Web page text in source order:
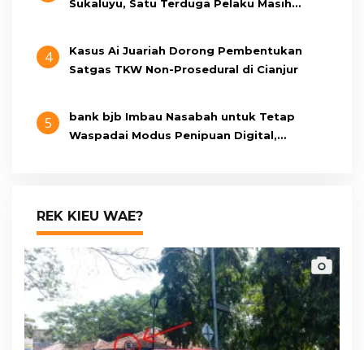
Sukaluyu, Satu Terduga Pelaku Masih
4
Kasus Ai Juariah Dorong Pembentukan
Satgas TKW Non-Prosedural di Cianjur
5
bank bjb Imbau Nasabah untuk Tetap
Waspadai Modus Penipuan Digital,
REK KIEU WAE?